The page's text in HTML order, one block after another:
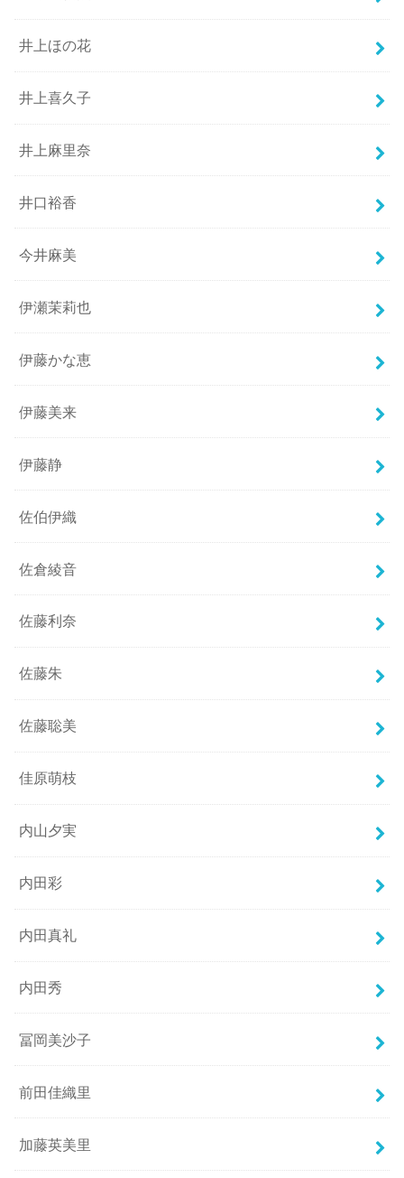
井上ほの花
井上喜久子
井上麻里奈
井口裕香
今井麻美
伊瀬茉莉也
伊藤かな恵
伊藤美来
伊藤静
佐伯伊織
佐倉綾音
佐藤利奈
佐藤朱
佐藤聡美
佳原萌枝
内山夕実
内田彩
内田真礼
内田秀
冨岡美沙子
前田佳織里
加藤英美里